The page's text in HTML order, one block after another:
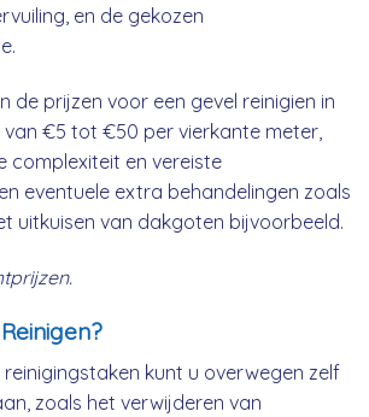
en de gekozen
de prijzen voor een gevel reinigien in
van €5 tot €50 per vierkante meter,
complexiteit en vereiste
eventuele extra behandelingen zoals
uitkuisen van dakgoten bijvoorbeeld.
kunt u overwegen zelf
zoals het verwijderen van